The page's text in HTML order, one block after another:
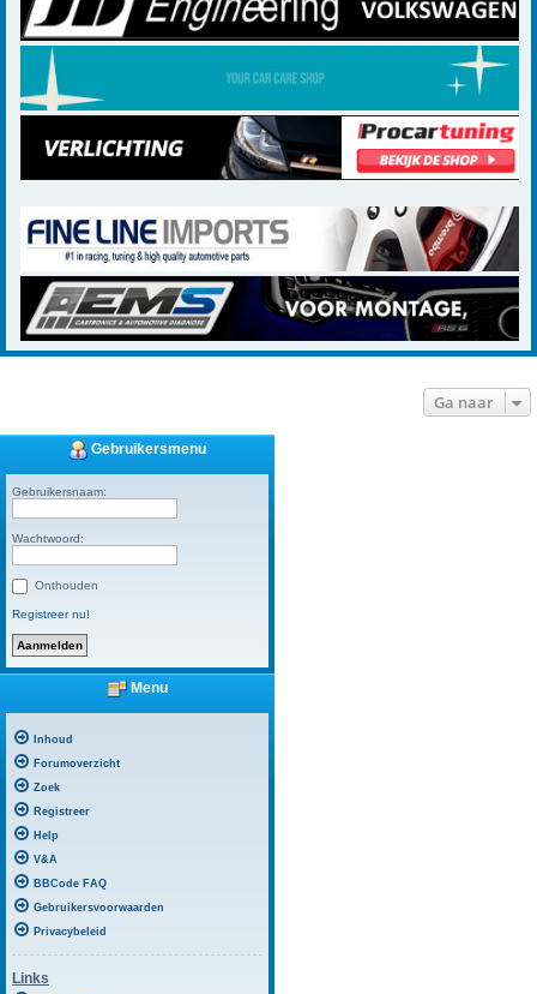
Ga naar
Gebruikersmenu
Gebruikersnaam:
Wachtwoord:
Onthouden
Registreer nu!
Menu
Inhoud
Forumoverzicht
Zoek
Registreer
Help
V&A
BBCode FAQ
Gebruikersvoorwaarden
Privacybeleid
Links